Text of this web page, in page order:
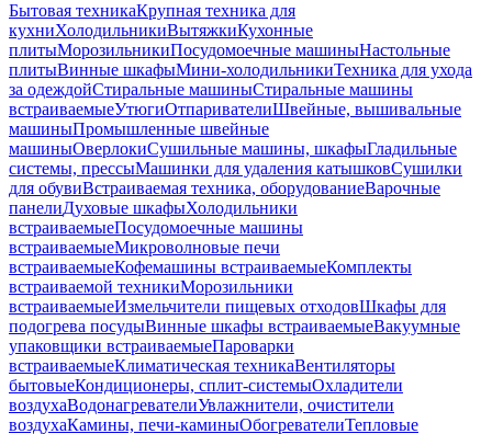
Бытовая техникаКрупная техника для
кухниХолодильникиВытяжкиКухонные
плитыМорозильникиПосудомоечные машиныНастольные
плитыВинные шкафыМини-холодильникиТехника для ухода
за одеждойСтиральные машиныСтиральные машины
встраиваемыеУтюгиОтпаривателиШвейные, вышивальные
машиныПромышленные швейные
машиныОверлокиСушильные машины, шкафыГладильные
системы, прессыМашинки для удаления катышковСушилки
для обувиВстраиваемая техника, оборудованиеВарочные
панелиДуховые шкафыХолодильники
встраиваемыеПосудомоечные машины
встраиваемыеМикроволновые печи
встраиваемыеКофемашины встраиваемыеКомплекты
встраиваемой техникиМорозильники
встраиваемыеИзмельчители пищевых отходовШкафы для
подогрева посудыВинные шкафы встраиваемыеВакуумные
упаковщики встраиваемыеПароварки
встраиваемыеКлиматическая техникаВентиляторы
бытовыеКондиционеры, сплит-системыОхладители
воздухаВодонагревателиУвлажнители, очистители
воздухаКамины, печи-каминыОбогревателиТепловые